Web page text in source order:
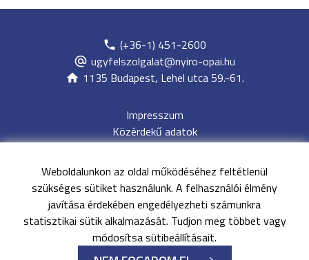
Weboldalunkon az oldal működéséhez feltétlenül
szükséges sütiket használunk. A felhasználói élmény
javítása érdekében engedélyezheti számunkra
statisztikai sütik alkalmazását. Tudjon meg többet vagy
módosítsa sütibeállításait.
(+36-1) 451-2600
ugyfelszolgalat@nyiro-opai.hu
1135 Budapest, Lehel utca 59.-61.
Impresszum
Közérdekű adatok
Adatvédelem
Jogi nyilatkozat
Archívum
Akadálymentesítési nyilatkozat
Oldaltérkép
EESZT